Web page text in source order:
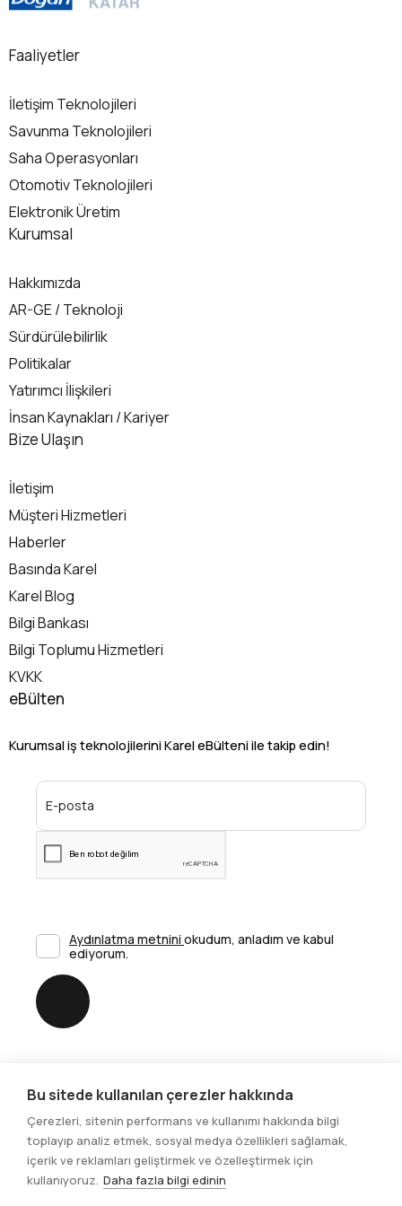
Faaliyetler
İletişim Teknolojileri
Savunma Teknolojileri
Saha Operasyonları
Otomotiv Teknolojileri
Elektronik Üretim
Kurumsal
Hakkımızda
AR-GE / Teknoloji
Sürdürülebilirlik
Politikalar
Yatırımcı İlişkileri
İnsan Kaynakları / Kariyer
İletişim
Bize Ulaşın
İletişim
Müşteri Hizmetleri
Haberler
Basında Karel
Karel Blog
Bilgi Bankası
Bilgi Toplumu Hizmetleri
KVKK
eBülten
Kurumsal iş teknolojilerini Karel eBülteni ile takip edin!
Aydınlatma metnini okudum, anladım ve kabul
ediyorum.
Gönder
Bu sitede kullanılan çerezler hakkında
Çerezleri, sitenin performans ve kullanımı hakkında bilgi
toplayıp analiz etmek, sosyal medya özellikleri sağlamak,
içerik ve reklamları geliştirmek ve özelleştirmek için
kullanıyoruz. Daha fazla bilgi edinin